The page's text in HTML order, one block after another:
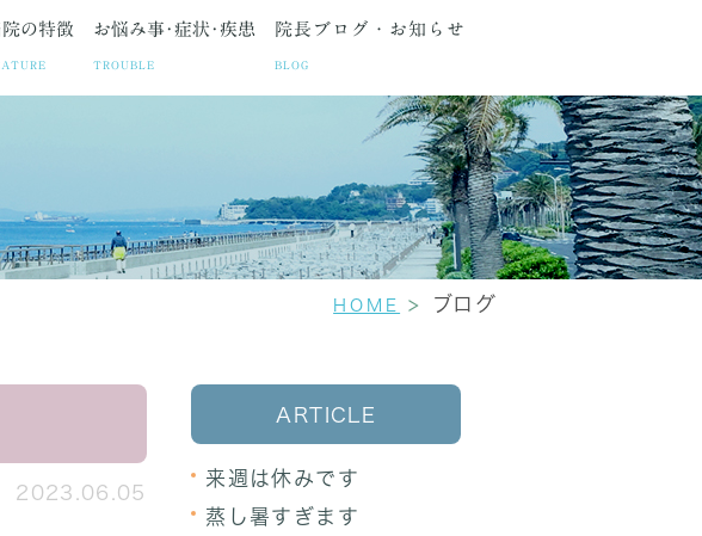
み 診療時間・アクセス
院の特徴
不妊治療 生理痛 更年期障害
腹腔鏡手術のセカンドオピニオン
お悩み事･症状･疾患
TROUBLE
に合わせた各種検査
院長ブログ・お知らせ
BLOG
らせ
HOME ブログ
2023.06.05
ARTICLE
来週は休みです
蒸し暑すぎます